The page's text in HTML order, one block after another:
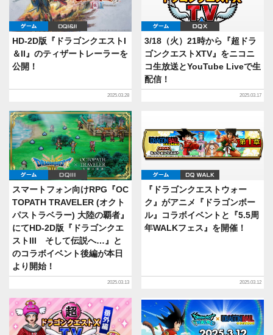
ゲーム DQI&II
HD-2D版『ドラゴンクエストI
＆II』のティザートレーラーを
公開！
2025.03.28
ゲーム
3/18（火）21時から『超ドラ
ゴンクエストXTV』をニコニ
コ生放送とYouTube Liveで生
配信！
2025.03.17
ゲーム DQIII
スマートフォン向けRPG『OC
TOPATH TRAVELER (オクト
パストラベラー) 大陸の覇者』
にてHD-2D版『ドラゴンクエ
ストIII そして伝説へ…』と
のコラボイベント後編が本日
より開始！
2025.03.13
ゲーム
『ドラゴンクエストウォー
ク』がアニメ『ドラゴンボー
ル』コラボイベントと『5.5周
年WALKフェス』を開催！
2025.03.12